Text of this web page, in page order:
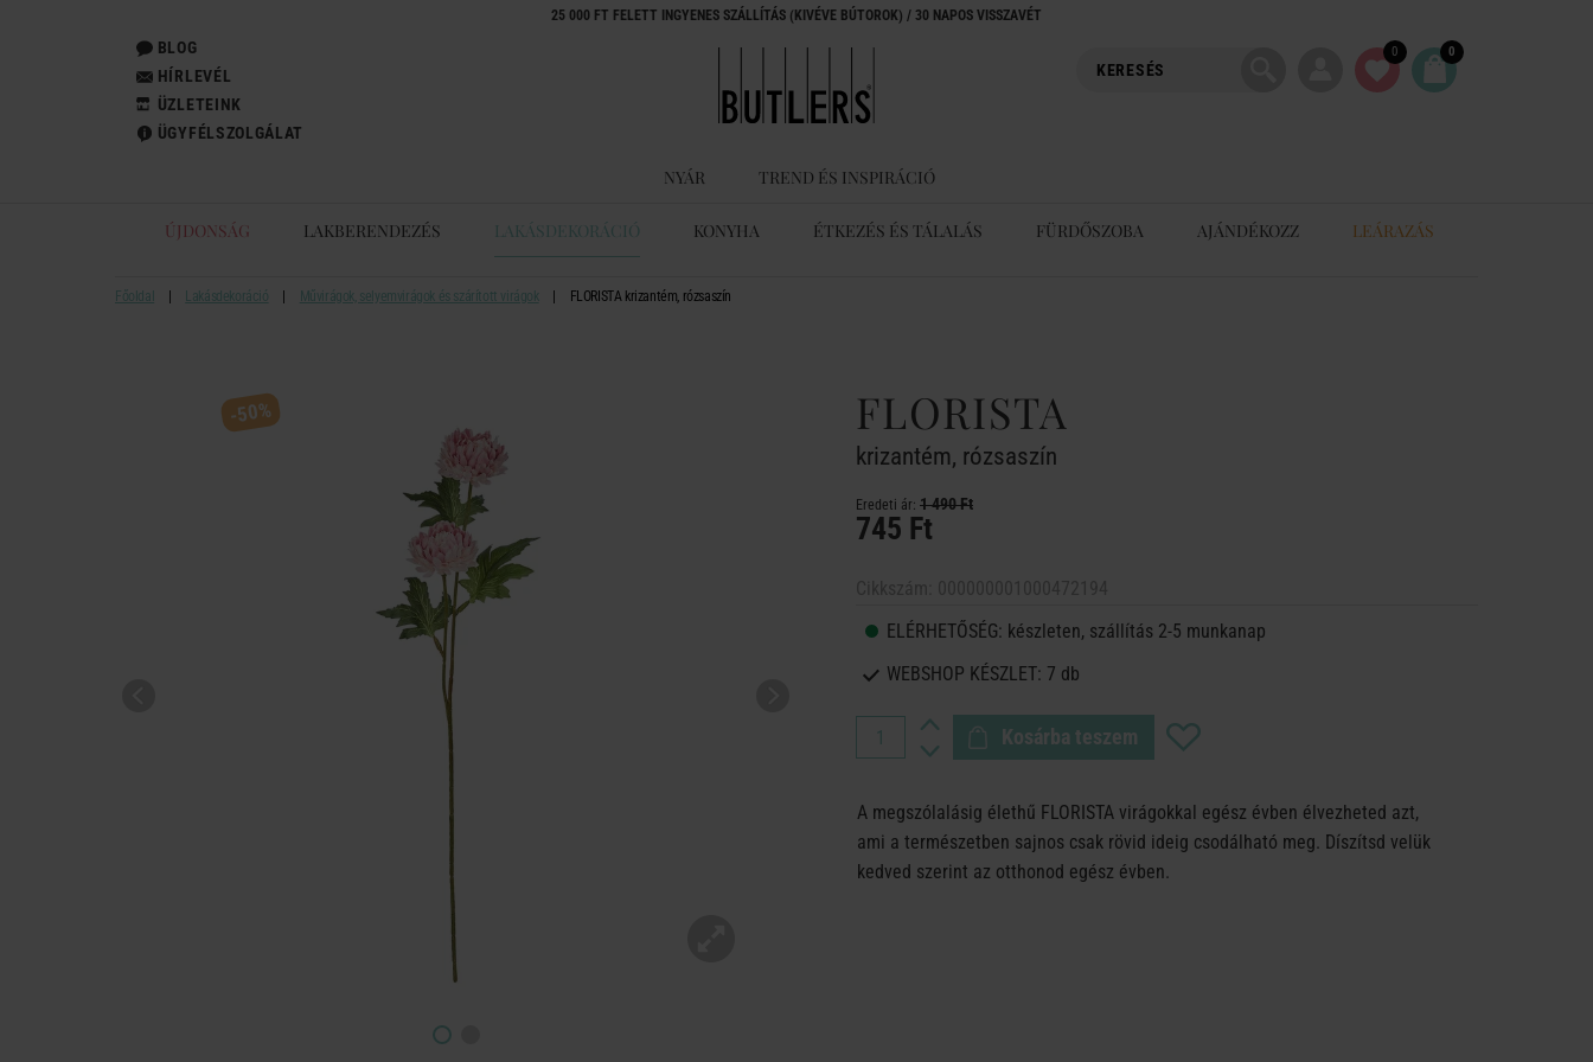
25 000 FT FELETT INGYENES SZÁLLÍTÁS (KIVÉVE BÚTOROK) / 30 NAPOS VISSZAVÉT
BLOG
HÍRLEVÉL
ÜZLETEINK
ÜGYFÉLSZOLGÁLAT
0 0
NYÁR TREND ÉS INSPIRÁCIÓ
ÚJDONSÁG LAKBERENDEZÉS LAKÁSDEKORÁCIÓ KONYHA ÉTKEZÉS ÉS TÁLALÁS FÜRDŐSZOBA AJÁNDÉKOZZ LEÁRAZÁS
Főoldal Lakásdekoráció Művirágok, selyemvirágok és szárított virágok FLORISTA krizantém, rózsaszín
-50% FLORISTA
krizantém, rózsaszín
Eredeti ár: 1 490 Ft
745 Ft
ELÉRHETŐSÉG: készleten, szállítás 2-5 munkanap
WEBSHOP KÉSZLET: 7 db
Kosárba teszem
A megszólalásig élethű FLORISTA virágokkal egész évben élvezheted azt,
ami a természetben sajnos csak rövid ideig csodálható meg. Díszítsd velük
kedved szerint az otthonod egész évben.